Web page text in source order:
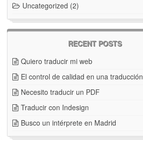
Uncategorized (2)
RECENT POSTS
Quiero traducir mi web
El control de calidad en una traducción
Necesito traducir un PDF
Traducir con Indesign
Busco un intérprete en Madrid